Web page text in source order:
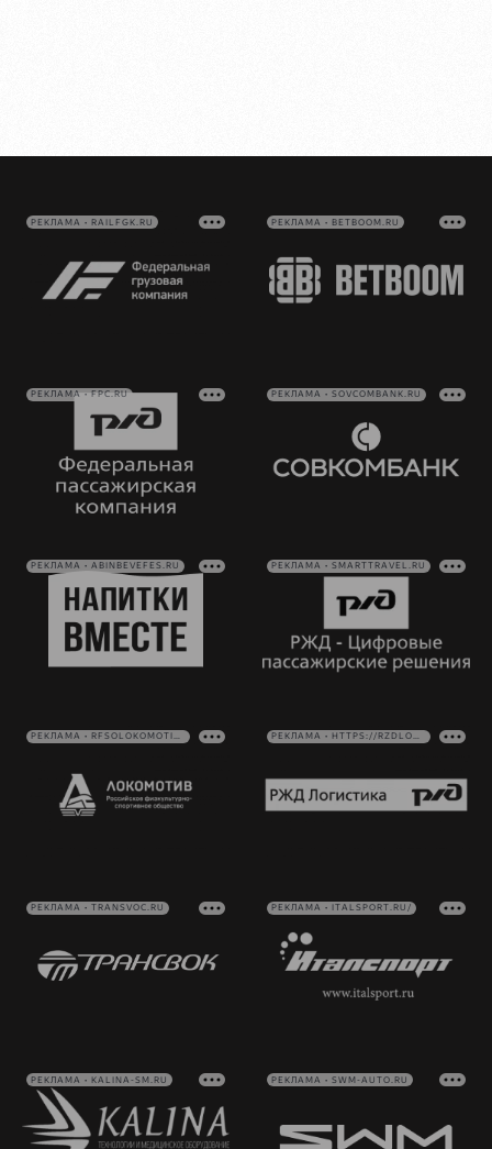
РЕКЛАМА • RAILFGK.RU РЕКЛАМА • BETBOOM.RU
РЕКЛАМА • FPC.RU РЕКЛАМА • SOVCOMBANK.RU
РЕКЛАМА • ABINBEVEFES.RU РЕКЛАМА • SMARTTRAVEL.RU
РЕКЛАМА • RFSOLOKOMOTIV.RU РЕКЛАМА • HTTPS://RZDLOG.RU/
РЕКЛАМА • TRANSVOC.RU РЕКЛАМА • ITALSPORT.RU/
РЕКЛАМА • KALINA-SM.RU РЕКЛАМА • SWM-AUTO.RU